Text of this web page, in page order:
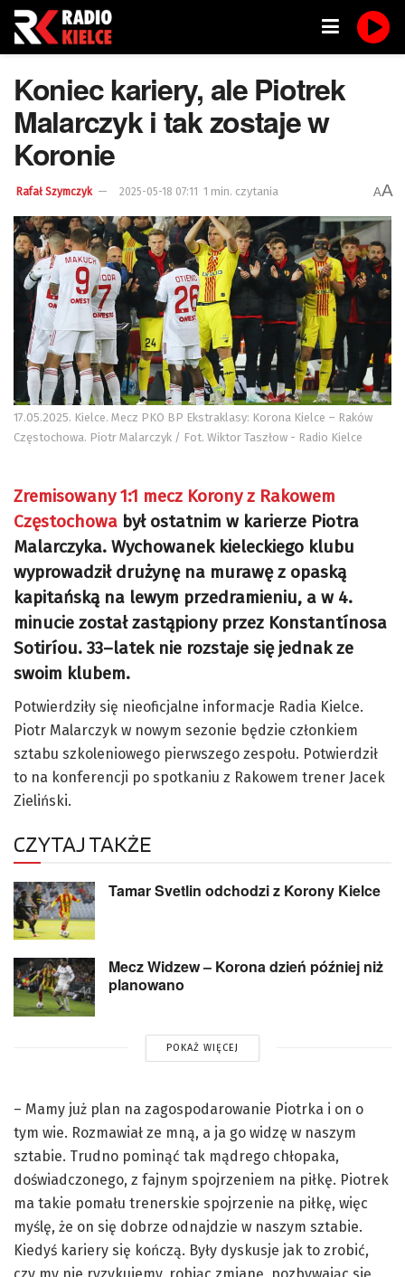
Koniec kariery, ale Piotrek
Malarczyk i tak zostaje w
Koronie
Rafał Szymczyk 2025-05-18 07:11 1 min. czytania AA
17.05.2025. Kielce. Mecz PKO BP Ekstraklasy: Korona Kielce – Raków
Częstochowa. Piotr Malarczyk / Fot. Wiktor Taszłow - Radio Kielce
Zremisowany 1:1 mecz Korony z Rakowem
Częstochowa był ostatnim w karierze Piotra
Malarczyka. Wychowanek kieleckiego klubu
wyprowadził drużynę na murawę z opaską
kapitańską na lewym przedramieniu, a w 4.
minucie został zastąpiony przez Konstantínosa
Sotiríou. 33–latek nie rozstaje się jednak ze
swoim klubem.
Potwierdziły się nieoficjalne informacje Radia Kielce.
Piotr Malarczyk w nowym sezonie będzie członkiem
sztabu szkoleniowego pierwszego zespołu. Potwierdził
to na konferencji po spotkaniu z Rakowem trener Jacek
Zieliński.
CZYTAJ TAKŻE
Tamar Svetlin odchodzi z Korony Kielce
Mecz Widzew – Korona dzień później niż
planowano
POKAŻ WIĘCEJ
– Mamy już plan na zagospodarowanie Piotrka i on o
tym wie. Rozmawiał ze mną, a ja go widzę w naszym
sztabie. Trudno pominąć tak mądrego chłopaka,
doświadczonego, z fajnym spojrzeniem na piłkę. Piotrek
ma takie pomału trenerskie spojrzenie na piłkę, więc
myślę, że on się dobrze odnajdzie w naszym sztabie.
Kiedyś kariery się kończą. Były dyskusje jak to zrobić,
czy my nie ryzykujemy, robiąc zmianę, pozbywając się